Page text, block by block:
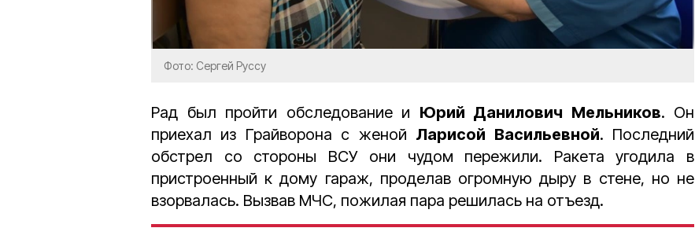
Фото: Сергей Руссу
Рад был пройти обследование и Юрий Данилович Мельников. Он
приехал из Грайворона с женой Ларисой Васильевной. Последний
обстрел со стороны ВСУ они чудом пережили. Ракета угодила в
пристроенный к дому гараж, проделав огромную дыру в стене, но не
взорвалась. Вызвав МЧС, пожилая пара решилась на отъезд.